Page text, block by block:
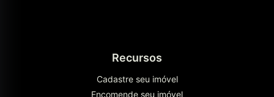
Recursos
Cadastre seu imóvel
Encomende seu imóvel